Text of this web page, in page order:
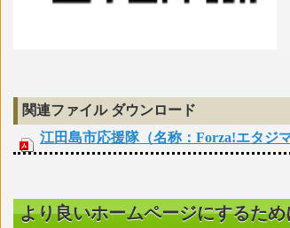
関連ファイル ダウンロード
江田島市応援隊（名称：Forza!エタジ
より良いホームページにするた